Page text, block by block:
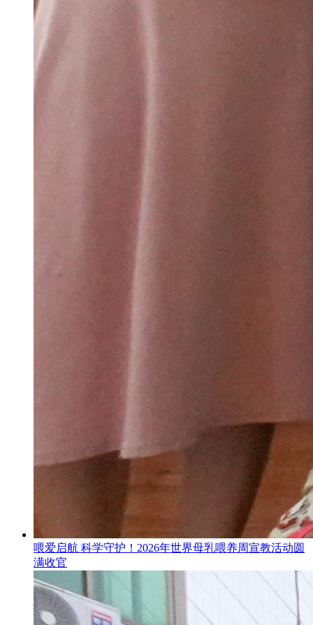
喂爱启航 科学守护！2026年世界母乳喂养周宣教活动圆
满收官